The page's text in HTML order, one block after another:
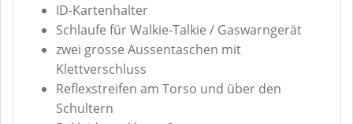
ID-Kartenhalter
Schlaufe für Walkie-Talkie / Gaswarngerät
zwei grosse Aussentaschen mit
Klettverschluss
Reflexstreifen am Torso und über den
Schultern